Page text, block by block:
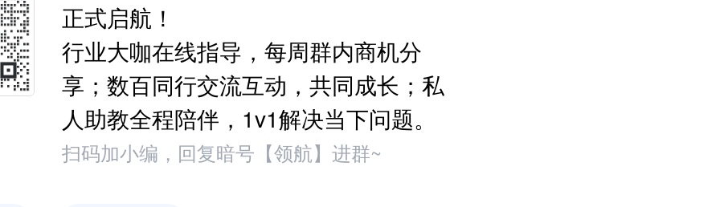
正式启航！
行业大咖在线指导，每周群内商机分
享；数百同行交流互动，共同成长；私
人助教全程陪伴，1v1解决当下问题。
扫码加小编，回复暗号【领航】进群~